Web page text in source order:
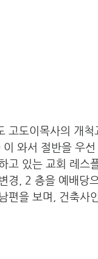
고도이목사의 개
와서 절반을 우
고 있는 교회 레스
경, 2 층을 예배당
편을 보며, 건축사